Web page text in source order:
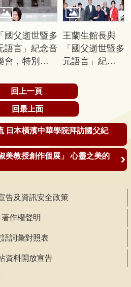
「國父逝世暨多
語言」紀念音
會，特別邀請
女歌手陳禹安
唱〈歡歡喜喜
喜滿門〉、〈不
妻兒夢虛華和
比金堅盪鞦
〉、〈青蚵仔
)。
王蘭生館長與
「國父逝世暨多
元語言」紀念音
出席貴賓共同合
影(另開新視
窗)。
回上一頁
回最上面
日本橫濱中華學院拜訪國父紀
美教授創作個展」 心靈之美的
告及資訊安全政策
著作權聲明
語詞彙對照表
資料開放宣告